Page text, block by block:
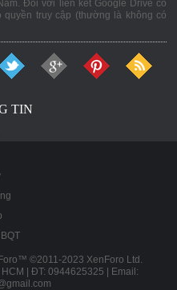
Đối với liên kết Google Drive có
truy cập (thường là không có
TIN
©2011-2023 XenForo Ltd.
| ĐT: 0944625325 | Email: